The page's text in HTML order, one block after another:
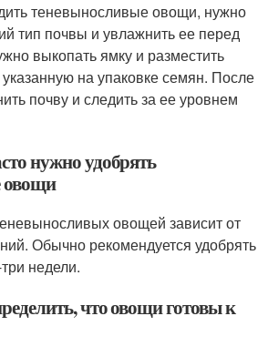
теневыносливые овощи, нужно
тип почвы и увлажнить ее перед
выкопать ямку и разместить
на упаковке семян. После
почву и следить за ее уровнем
нужно удобрять
овощи
овощей зависит от
Обычно рекомендуется удобрять
недели.
что овощи готовы к